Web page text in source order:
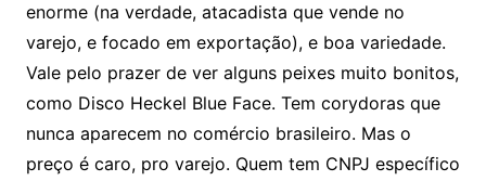
enorme (na verdade, atacadista que vende no
varejo, e focado em exportação), e boa variedade.
Vale pelo prazer de ver alguns peixes muito bonitos,
como Disco Heckel Blue Face. Tem corydoras que
nunca aparecem no comércio brasileiro. Mas o
preço é caro, pro varejo. Quem tem CNPJ específico